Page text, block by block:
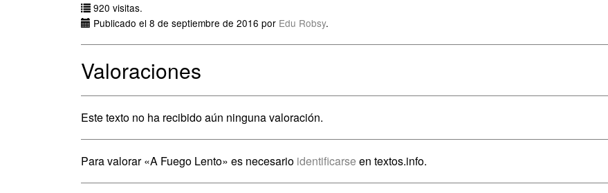
920 visitas.
Publicado el 8 de septiembre de 2016 por Edu Robsy.
Valoraciones
Este texto no ha recibido aún ninguna valoración.
Para valorar «A Fuego Lento» es necesario identificarse en textos.info.